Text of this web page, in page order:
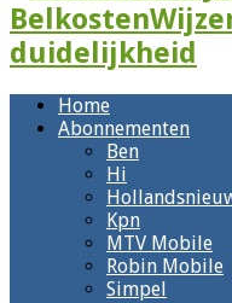
duidelijkheid
Home
Abonnementen
Ben
Hi
Kpn
MTV Mobile
Robin Mobile
Simpel